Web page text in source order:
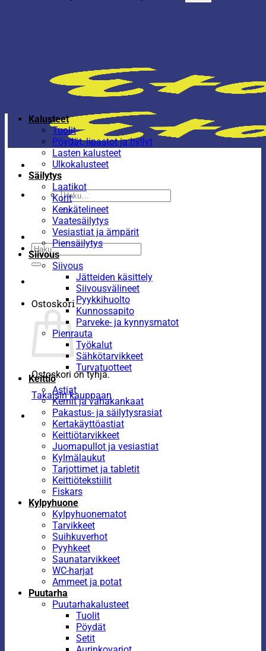
Etsi:
Etsi:
Ostoskori
Ostoskori on tyhjä.
Takaisin kauppaan
Kalusteet
Tuolit
Pöydät, lipastot ja hyllyt
Lasten kalusteet
Ulkokalusteet
Säilytys
Laatikot
Korit
Kenkätelineet
Vaatesäilytys
Vesiastiat ja ämpärit
Piensäilytys
Siivous
Siivous
Jätteiden käsittely
Siivousvälineet
Pyykkihuolto
Kunnossapito
Parveke- ja kynnysmatot
Pienrauta
Työkalut
Sähkötarvikkeet
Turvatuotteet
Keittiö
Astiat
Kernit ja vahakankaat
Pakastus- ja säilytysrasiat
Kertakäyttöastiat
Keittiötarvikkeet
Juomapullot ja vesiastiat
Kylmälaukut
Tarjottimet ja tabletit
Keittiötekstiilit
Fiskars
Kylpyhuone
Kylpyhuonematot
Tarvikkeet
Suihkuverhot
Pyyhkeet
Saunatarvikkeet
WC-harjat
Ammeet ja potat
Puutarha
Puutarhakalusteet
Tuolit
Pöydät
Setit